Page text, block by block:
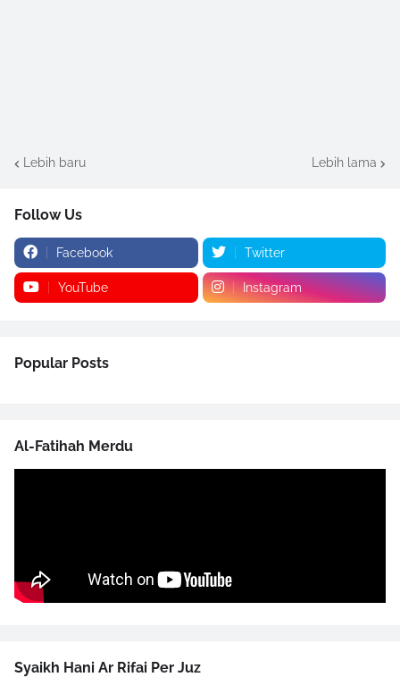
Lebih baru Lebih lama
Follow Us
Facebook Twitter
YouTube Instagram
Popular Posts
Al-Fatihah Merdu
Syaikh Hani Ar Rifai Per Juz